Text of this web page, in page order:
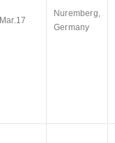
Mar.17
Nuremberg,
Germany